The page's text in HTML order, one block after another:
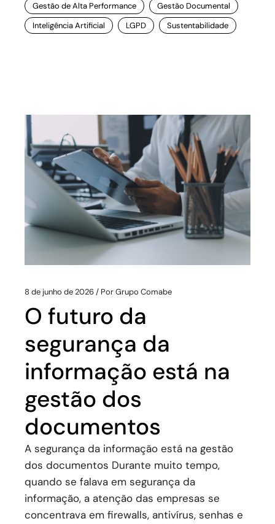
Gestão de Alta Performance
Gestão Documental
Inteligência Artificial
LGPD Sustentabilidade
8 de junho de 2026 PorGrupo Comabe
O futuro da
segurança da
informação está na
gestão dos
documentos
A segurança da informação está na gestão
dos documentos Durante muito tempo,
quando se falava em segurança da
informação, a atenção das empresas se
concentrava em firewalls, antivírus, senhas e